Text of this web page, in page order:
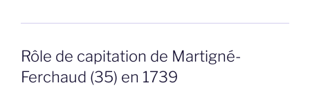
Rôle de capitation de Martigné-
Ferchaud (35) en 1739